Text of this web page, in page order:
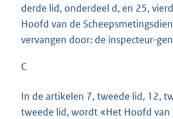
derde lid, onderdeel d, en 25,
Hoofd van de
vervangen door: de inspecteur-
C
In de artikelen 7, tweede lid, 12,
tweede lid, wordt «Het Hoofd van